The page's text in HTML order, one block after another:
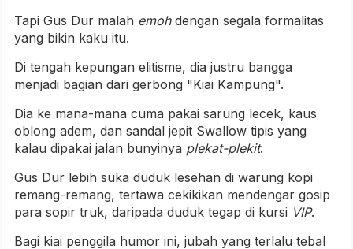
Tapi Gus Dur malah emohdengan segala formalitas
yang bikin kaku itu.
Di tengah kepungan elitisme, dia justru bangga
menjadi bagian dari gerbong "Kiai Kampung".
Dia ke mana-mana cuma pakai sarung lecek, kaus
oblong adem, dan sandal jepit Swallow tipis yang
kalau dipakai jalan bunyinya plekat-plekit.
Gus Dur lebih suka duduk lesehan di warung kopi
remang-remang, tertawa cekikikan mendengar gosip
para sopir truk, daripada duduk tegap di kursi VIP.
Bagi kiai penggila humor ini, jubah yang terlalu tebal